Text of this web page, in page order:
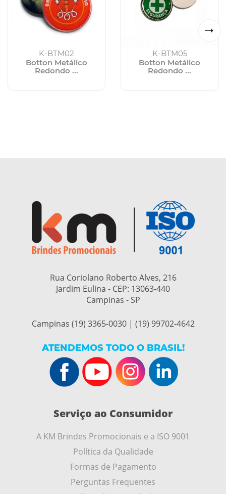
K-BTM02
Botton Metálico
Redondo ...
K-BTM05
Botton Metálico
Redondo ...
Rua Coriolano Roberto Alves, 216
Jardim Eulina - CEP: 13063-440
Campinas - SP
Campinas (19) 3365-0030 | (19) 99702-4642
ATENDEMOS TODO O BRASIL!
Serviço ao Consumidor
A KM Brindes Promocionais e a ISO 9001
Política da Qualidade
Formas de Pagamento
Perguntas Frequentes